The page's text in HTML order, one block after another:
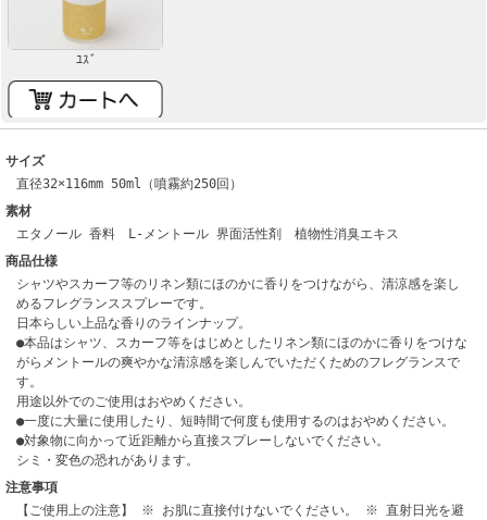
ﾕｽﾞ
サイズ
直径32×116mm 50ml（噴霧約250回）
素材
エタノール 香料 L-メントール 界面活性剤 植物性消臭エキス
商品仕様
シャツやスカーフ等のリネン類にほのかに香りをつけながら、清涼感を楽し
めるフレグランススプレーです。
日本らしい上品な香りのラインナップ。
●本品はシャツ、スカーフ等をはじめとしたリネン類にほのかに香りをつけな
がらメントールの爽やかな清涼感を楽しんでいただくためのフレグランスで
す。
用途以外でのご使用はおやめください。
●一度に大量に使用したり、短時間で何度も使用するのはおやめください。
●対象物に向かって近距離から直接スプレーしないでください。
シミ・変色の恐れがあります。
注意事項
【ご使用上の注意】 ※ お肌に直接付けないでください。 ※ 直射日光を避